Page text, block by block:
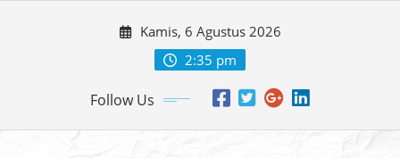
Kamis, 6 Agustus 2026
2:35 pm
Follow Us